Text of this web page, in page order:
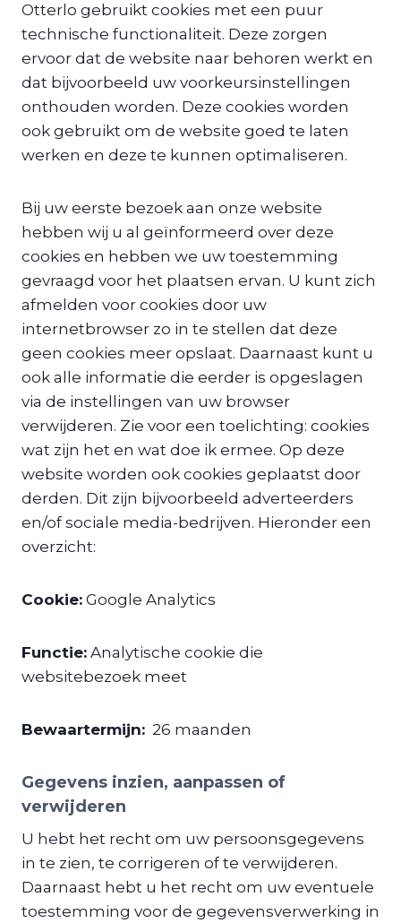
Otterlo gebruikt cookies met een puur
technische functionaliteit. Deze zorgen
ervoor dat de website naar behoren werkt en
dat bijvoorbeeld uw voorkeursinstellingen
onthouden worden. Deze cookies worden
ook gebruikt om de website goed te laten
werken en deze te kunnen optimaliseren.
Bij uw eerste bezoek aan onze website
hebben wij u al geïnformeerd over deze
cookies en hebben we uw toestemming
gevraagd voor het plaatsen ervan. U kunt zich
afmelden voor cookies door uw
internetbrowser zo in te stellen dat deze
geen cookies meer opslaat. Daarnaast kunt u
ook alle informatie die eerder is opgeslagen
via de instellingen van uw browser
verwijderen. Zie voor een toelichting: cookies
wat zijn het en wat doe ik ermee. Op deze
website worden ook cookies geplaatst door
derden. Dit zijn bijvoorbeeld adverteerders
en/of sociale media-bedrijven. Hieronder een
overzicht:
Cookie: Google Analytics
Functie: Analytische cookie die
websitebezoek meet
Bewaartermijn: 26 maanden
Gegevens inzien, aanpassen of
verwijderen
U hebt het recht om uw persoonsgegevens
in te zien, te corrigeren of te verwijderen.
Daarnaast hebt u het recht om uw eventuele
toestemming voor de gegevensverwerking in